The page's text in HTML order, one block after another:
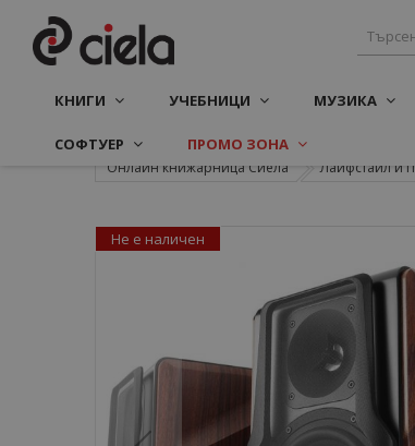
КНИГИ УЧЕБНИЦИ МУЗИКА
СОФТУЕР ПРОМО ЗОНА
Онлайн книжарница Сиела Лайфстайл и IT
Не е наличен